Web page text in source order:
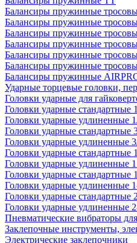
Балансиры пружинные
Балансиры пружинные
Балансиры пружинные
Балансиры пружинные
Балансиры пружинные
Балансиры пружинные
Балансиры пружинные
Ударные торцевые головки,
Головки ударные для
Головки ударные стандартные
Головки ударные удлиненные
Головки ударные стандартные
Головки ударные удлиненные
Головки ударные стандартные
Головки ударные удлиненные
Головки ударные стандартные
Головки ударные удлиненные
Головки ударные стандартные
Головки ударные удлиненные
Пневматические вибраторы
Заклепочные инструменты,
Электрические заклепочники